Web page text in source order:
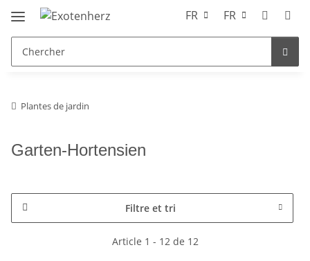
FR FR
Plantes de jardin
Garten-Hortensien
Filtre et tri
Article 1 - 12 de 12